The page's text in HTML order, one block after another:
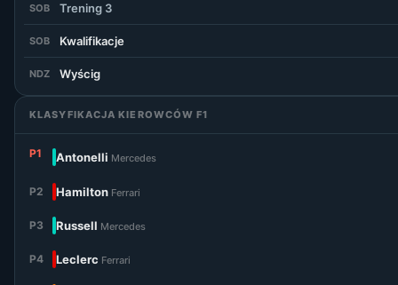
SOB Trening 3
SOB Kwalifikacje
NDZ Wyścig
KLASYFIKACJA KIEROWCÓW F1
P1 Antonelli Mercedes
P2 Hamilton Ferrari
P3 Russell Mercedes
P4 Leclerc Ferrari